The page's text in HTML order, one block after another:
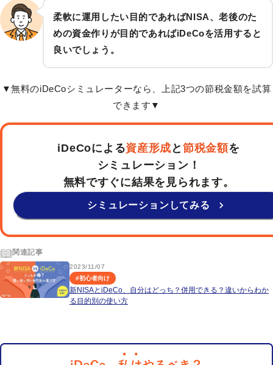
柔軟に運用したい目的であればNISA、老後のた
めの資金作りが目的であればiDeCoを活用すると
良いでしょう。
▼無料のiDeCoシミュレーターなら、上記3つの節税金額を試算
できます▼
iDeCoによる資産形成 と 節税金額を
シミュレーション！
無料ですぐに結果を見られます。
シミュレーションしてみる
関連記事
2023/11/07
#初心者向け
新NISAとiDeCo、自分はどっち？併用できる？違いからわか
る目的別の使い方